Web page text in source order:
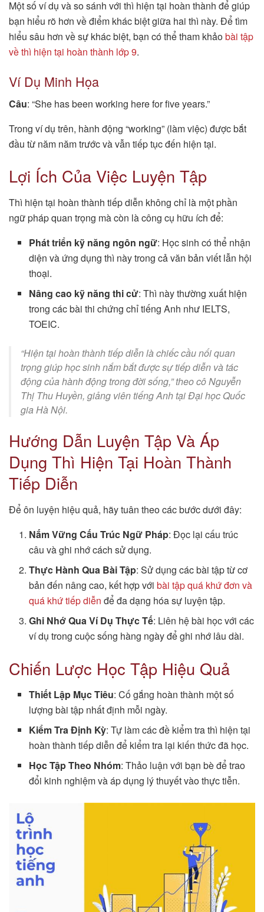
Một số ví dụ và so sánh với thì hiện tại hoàn thành để giúp
bạn hiểu rõ hơn về điểm khác biệt giữa hai thì này. Để tìm
hiểu sâu hơn về sự khác biệt, bạn có thể tham khảobài tập
về thì hiện tại hoàn thành lớp 9.
Ví Dụ Minh Họa
Câu: “She has been working here for five years.”
Trong ví dụ trên, hành động “working” (làm việc) được bắt
đầu từ năm năm trước và vẫn tiếp tục đến hiện tại.
Lợi Ích Của Việc Luyện Tập
Thì hiện tại hoàn thành tiếp diễn không chỉ là một phần
ngữ pháp quan trọng mà còn là công cụ hữu ích để:
Phát triển kỹ năng ngôn ngữ: Học sinh có thể nhận
diện và ứng dụng thì này trong cả văn bản viết lẫn hội
thoại.
Nâng cao kỹ năng thi cử: Thì này thường xuất hiện
trong các bài thi chứng chỉ tiếng Anh như IELTS,
TOEIC.
“Hiện tại hoàn thành tiếp diễn là chiếc cầu nối quan
trọng giúp học sinh nắm bắt được sự tiếp diễn và tác
động của hành động trong đời sống,” theo cô Nguyễn
Thị Thu Huyền, giảng viên tiếng Anh tại Đại học Quốc
gia Hà Nội.
Hướng Dẫn Luyện Tập Và Áp
Dụng Thì Hiện Tại Hoàn Thành
Tiếp Diễn
Để ôn luyện hiệu quả, hãy tuân theo các bước dưới đây:
Nắm Vững Cấu Trúc Ngữ Pháp: Đọc lại cấu trúc
câu và ghi nhớ cách sử dụng.
Thực Hành Qua Bài Tập: Sử dụng các bài tập từ cơ
bản đến nâng cao, kết hợp vớibài tập quá khứ đơn và
quá khứ tiếp diễn để đa dạng hóa sự luyện tập.
Ghi Nhớ Qua Ví Dụ Thực Tế: Liên hệ bài học với các
ví dụ trong cuộc sống hàng ngày để ghi nhớ lâu dài.
Chiến Lược Học Tập Hiệu Quả
Thiết Lập Mục Tiêu: Cố gắng hoàn thành một số
lượng bài tập nhất định mỗi ngày.
Kiểm Tra Định Kỳ: Tự làm các đề kiểm tra thì hiện tại
hoàn thành tiếp diễn để kiểm tra lại kiến thức đã học.
Học Tập Theo Nhóm: Thảo luận với bạn bè để trao
đổi kinh nghiệm và áp dụng lý thuyết vào thực tiễn.